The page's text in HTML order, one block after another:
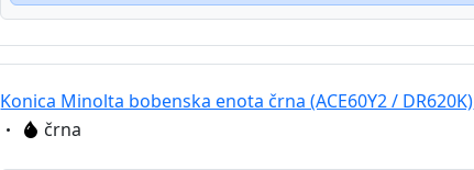
Konica Minolta bobenska enota črna (ACE60Y2 / DR620K)
Eigenschaft:
črna